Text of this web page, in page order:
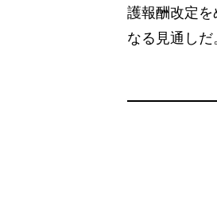
護報酬改定
なる見通しだ。